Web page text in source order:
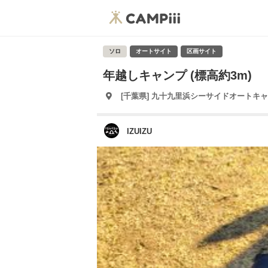
ソロ オートサイト 区画サイト
年越しキャンプ (標高約3m)
[千葉県] 九十九里浜シーサイドオートキ
IZUIZU